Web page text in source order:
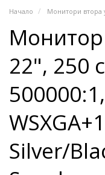
Начало Монитори втора
Монитор
22", 250
Silver/